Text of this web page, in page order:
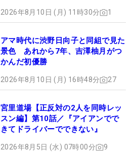
2026年8月10日 (月) 11時30分 1
アマ時代に渋野日向子と同組で見た
景色 あれから7年、吉澤柚月がつ
かんだ初優勝
2026年8月10日 (月) 16時48分 27
宮里道場【正反対の2人を同時レッ
スン編】第10話／『アイアンでで
きてドライバーでできない』
2026年8月5日 (水) 07時00分 9